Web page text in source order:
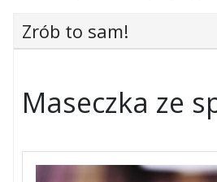
Zrób to sam!
Maseczka ze